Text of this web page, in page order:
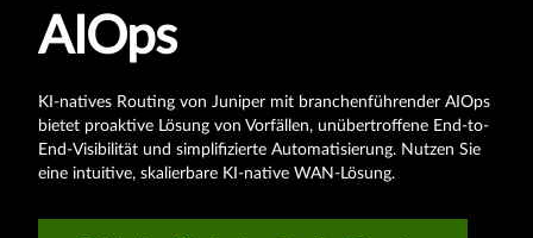
AIOps
KI-natives Routing von Juniper mit branchenführender AIOps
bietet proaktive Lösung von Vorfällen, unübertroffene End-to-
End-Visibilität und simplifizierte Automatisierung. Nutzen Sie
eine intuitive, skalierbare KI-native WAN-Lösung.